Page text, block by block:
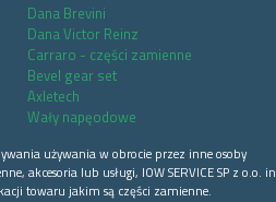
Dana Brevini
Dana Victor Reinz
Carraro - części zamienne
Bevel gear set
Axletech
Wały napęodowe
używania w obrocie przez inne osoby
akcesoria lub usługi, IOW SERVICE SP z o.o.
towaru jakim są części zamienne.